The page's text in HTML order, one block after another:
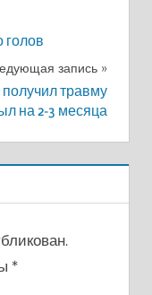
голов
запись
травму
на 2-3 месяца
*